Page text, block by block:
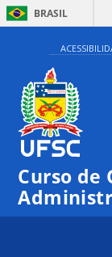
BRASIL
Curso de